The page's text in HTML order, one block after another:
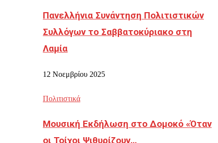
Πανελλήνια Συνάντηση Πολιτιστικών
Συλλόγων το Σαββατοκύριακο στη
Λαμία
12 Νοεμβρίου 2025
Πολιτιστικά
Μουσική Εκδήλωση στο Δομοκό «Όταν
οι Τοίχοι Ψιθυρίζουν…